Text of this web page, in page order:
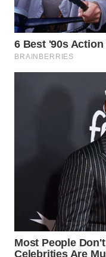
WAHANA
NEWS
WAHANA
TANI
INFRASTRUKTUR
WAHANA
KONSUMEN
WAHANA
LISTRIK